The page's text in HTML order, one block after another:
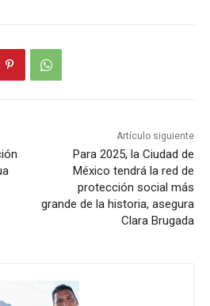
Artículo siguiente
Para 2025, la Ciudad de
México tendrá la red de
protección social más
grande de la historia, asegura
Clara Brugada